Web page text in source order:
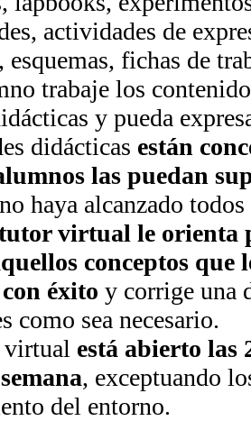
actividades de
esquemas, fichas de
trabaje los
y pueda
didácticas están
las puedan
haya alcanzado
virtual le orienta
conceptos que
éxito y corrige una
como sea necesario.
virtual está abierto las
, exceptuando
del entorno.